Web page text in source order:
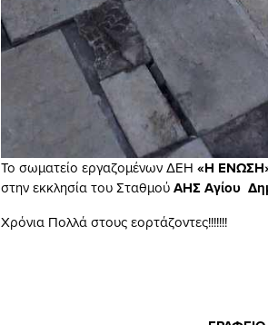
Το σωματείο εργαζομένων ΔΕΗ «Η
στην εκκλησία του ΣταθμούΑΗΣ Αγίου
Χρόνια Πολλά στους εορτάζοντες!!!!!!!